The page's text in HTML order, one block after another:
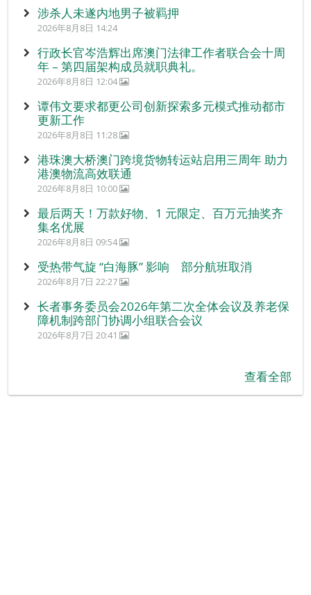
涉杀人未遂内地男子被羁押
2026年8月8日 14:24
行政长官岑浩辉出席澳门法律工作者联合会十周
年 – 第四届架构成员就职典礼。
2026年8月8日 12:04
谭伟文要求都更公司创新探索多元模式推动都市
更新工作
2026年8月8日 11:28
港珠澳大桥澳门跨境货物转运站启用三周年 助力
港澳物流高效联通
2026年8月8日 10:00
最后两天！万款好物、1 元限定、百万元抽奖齐
集名优展
2026年8月8日 09:54
受热带气旋 “白海豚” 影响 部分航班取消
2026年8月7日 22:27
长者事务委员会2026年第二次全体会议及养老保
障机制跨部门协调小组联合会议
2026年8月7日 20:41
查看全部